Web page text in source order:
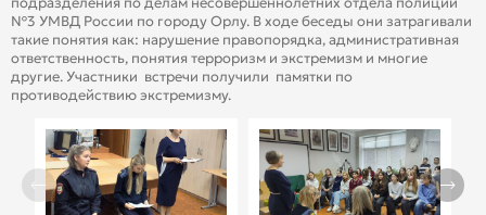
№3 УМВД России по городу Орлу. В ходе беседы они затрагивали
такие понятия как: нарушение правопорядка, административная
ответственность, понятия терроризм и экстремизм и многие
другие. Участники встречи получили памятки по
противодействию экстремизму.